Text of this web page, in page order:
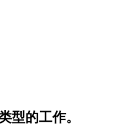
型的工作。